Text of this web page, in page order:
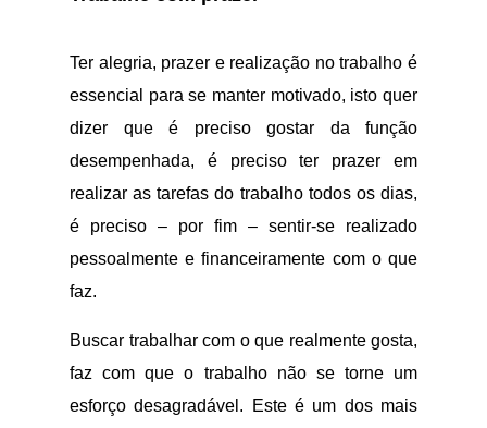
Ter alegria, prazer e realização no trabalho é
essencial para se manter motivado, isto quer
dizer que é preciso gostar da função
desempenhada, é preciso ter prazer em
realizar as tarefas do trabalho todos os dias,
é preciso – por fim – sentir-se realizado
pessoalmente e financeiramente com o que
faz.
Buscar trabalhar com o que realmente gosta,
faz com que o trabalho não se torne um
esforço desagradável. Este é um dos mais